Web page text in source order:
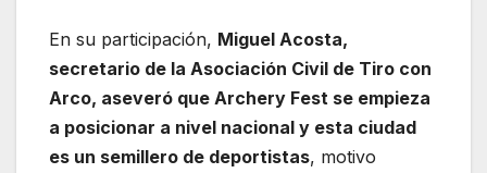
En su participación, Miguel Acosta,
secretario de la Asociación Civil de Tiro con
Arco, aseveró que Archery Fest se empieza
a posicionar a nivel nacional y esta ciudad
es un semillero de deportistas, motivo